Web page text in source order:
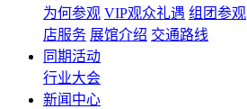
为何参观 VIP观众礼遇 组团参观
店服务 展馆介绍 交通路线
同期活动
行业大会
新闻中心